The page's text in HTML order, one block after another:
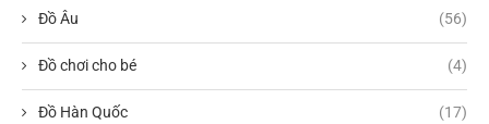
Đồ Âu (56)
Đồ chơi cho bé (4)
Đồ Hàn Quốc (17)